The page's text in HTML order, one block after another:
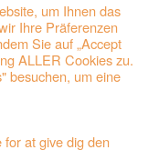
um Ihnen das
Ihre Präferenzen
Sie auf „Accept
ALLER Cookies zu.
besuchen, um eine
at give dig den